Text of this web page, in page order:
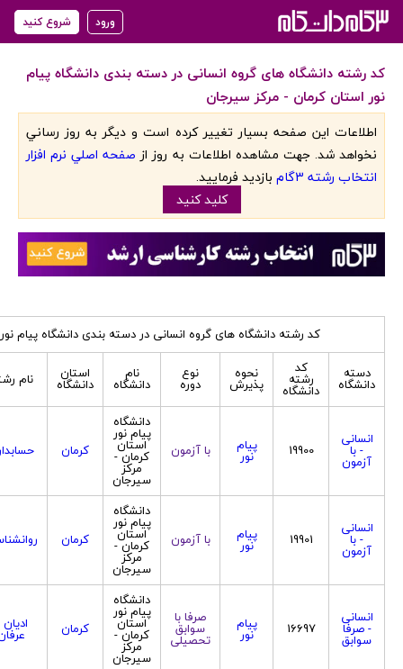
ورود شروع کنید
کد رشته دانشگاه های گروه انسانی در دسته بندی دانشگاه پیام
نور استان کرمان - مرکز سیرجان
اطلاعات اين صفحه بسيار تغيير کرده است و ديگر به روز رساني
نخواهد شد. جهت مشاهده اطلاعات به روز از صفحه اصلي نرم افزار
انتخاب رشته 3گام
بازديد فرماييد.
کليد کنيد
کد رشته دانشگاه های گروه انسانی در دسته بندی دانشگاه پیام
دسته
دانشگاه
کد
رشته
دانشگاه
نحوه
پذیرش
نوع
دوره
نام
دانشگاه
استان
دانشگاه نام
انسانی
- با
آزمون
19900 پیام
نور با آزمون
دانشگاه
پیام نور
استان
کرمان -
مرکز
سیرجان
کرمان
انسانی
- با
آزمون
19901 پیام
نور با آزمون
دانشگاه
پیام نور
استان
کرمان -
مرکز
سیرجان
کرمان
انسانی
- صرفا
سوابق
16697 پیام
نور
صرفا با
سوابق
تحصیلی
دانشگاه
پیام نور
استان
کرمان -
مرکز
سیرجان
کرمان